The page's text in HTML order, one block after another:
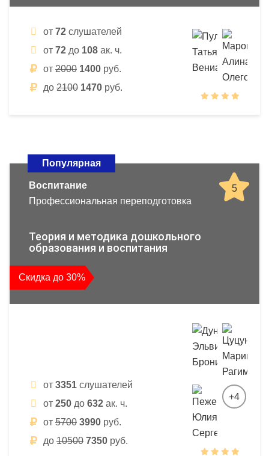
от 72 слушателей
от 72 до 108 ак. ч.
от 2000 1400 руб.
до 2100 1470 руб.
Популярная
5
Воспитание
Профессиональная переподготовка
Теория и методика дошкольного
образования и воспитания
Скидка до 30%
от 3351 слушателей
от 250 до 632 ак. ч.
от 5700 3990 руб.
до 10500 7350 руб.
+4